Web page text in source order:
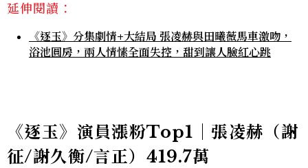
延伸閱讀：
《逐玉》分集劇情+大結局 張凌赫與田曦薇馬車激吻，
浴池圓房，兩人情愫全面失控，甜到讓人臉紅心跳
《逐玉》演員漲粉Top1｜張凌赫（謝
征/謝久衡/言正）419.7萬